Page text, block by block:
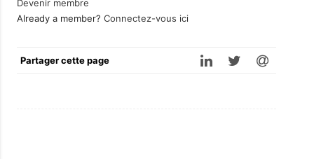
Devenir membre
Already a member? Connectez-vous ici
Partager cette page